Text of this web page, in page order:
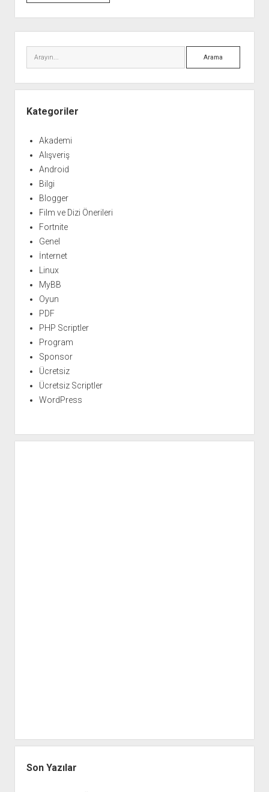
Futbol
Oyunu;
Online
Kafa
Menü
Arama
Kategoriler
Akademi
Alışveriş
Android
Bilgi
Blogger
Film ve Dizi Önerileri
Fortnite
Genel
İnternet
Linux
MyBB
Oyun
PDF
PHP Scriptler
Program
Sponsor
Ücretsiz
Ücretsiz Scriptler
WordPress
Son Yazılar